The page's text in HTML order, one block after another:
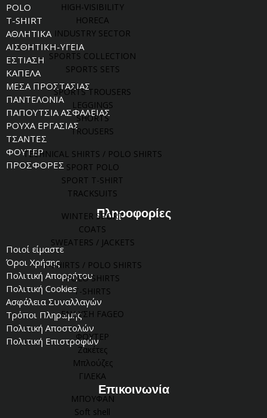
HIGH-VISIBILITY
HORECA
INDUSTRY SECTOR
SPORTS COLLECTION
SPORTS SETS
SPORTS TROUSERS
LEGGINGS
SHORTS
TROUSERS
TECHNICAL SHIRTS / POLO SHIRTS
SPORT POLO
SPORT T-SHIRT
TRACKSUITS
WINTER SPORT
COATS
SWEATERS / JACKETS
T-SHIRTS / POLO SHIRTS
POLO SHIRTS
T-SHIRTS
ΕΝΔΥΣΗ FAGEO
ΦΟΥΤΕΡ
Ζακέτες
Μπλούζες
ΓΙΛΕΚΑ
ΜΠΟΥΦΑΝ
Soft shell
POLO
T-SHIRT
ΑΘΛΗΤΙΚΑ
ΑΙΣΘΗΤΙΚΗ-ΥΓΕΙΑ
ΕΣΤΙΑΣΗ
ΚΑΠΕΛΑ
ΜΕΣΑ ΠΡΟΣΤΑΣΙΑΣ
ΠΑΝΤΕΛΟΝΙΑ
ΠΑΠΟΥΤΣΙΑ ΑΣΦΑΛΕΙΑΣ
ΡΟΥΧΑ ΕΡΓΑΣΙΑΣ
ΤΣΑΝΤΕΣ
ΦΟΥΤΕΡ
ΠΡΟΣΦΟΡΕΣ
Πληροφορίες
Ποιοί είμαστε
Όροι Χρήσης
Πολιτική Απορρήτου
Πολιτική Cookies
Ασφάλεια Συναλλαγών
Τρόποι Πληρωμής
Πολιτική Αποστολών
Πολιτική Επιστροφών
Επικοινωνία